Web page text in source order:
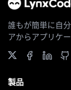
誰もが簡単に自
アからアプリケ
製品